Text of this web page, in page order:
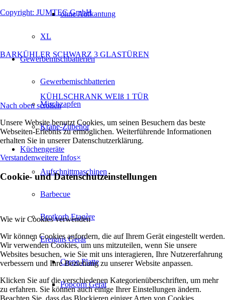
ohne Aufkantung
XL
Gewerbemischbatterien
Gewerbemischbatterien
Mischzapfen
Kräne-Zubehör
Küchengeräte
Aufschnittmaschinen
Barbecue
Brotkorb Etagère
Ereignis Gerät
Crepe Platte
Popcorn Gerät
Copyright: JUMTEC GmbH
BARKÜHLER SCHWARZ 3 GLASTÜREN
KÜHLSCHRANK WEIß 1 TÜR
Nach oben scrollen
Unsere Website benutzt Cookies, um seinen Besuchern das beste
Webseiten-Erlebnis zu ermöglichen. Weiterführende Informationen
erhalten Sie in unserer Datenschutzerklärung.
Verstandenweitere Infos×
Cookie- und Datenschutzeinstellungen
Wie wir Cookies verwenden
Wir können Cookies anfordern, die auf Ihrem Gerät eingestellt werden.
Wir verwenden Cookies, um uns mitzuteilen, wenn Sie unsere
Websites besuchen, wie Sie mit uns interagieren, Ihre Nutzererfahrung
verbessern und Ihre Beziehung zu unserer Website anpassen.
Klicken Sie auf die verschiedenen Kategorienüberschriften, um mehr
zu erfahren. Sie können auch einige Ihrer Einstellungen ändern.
Beachten Sie, dass das Blockieren einiger Arten von Cookies